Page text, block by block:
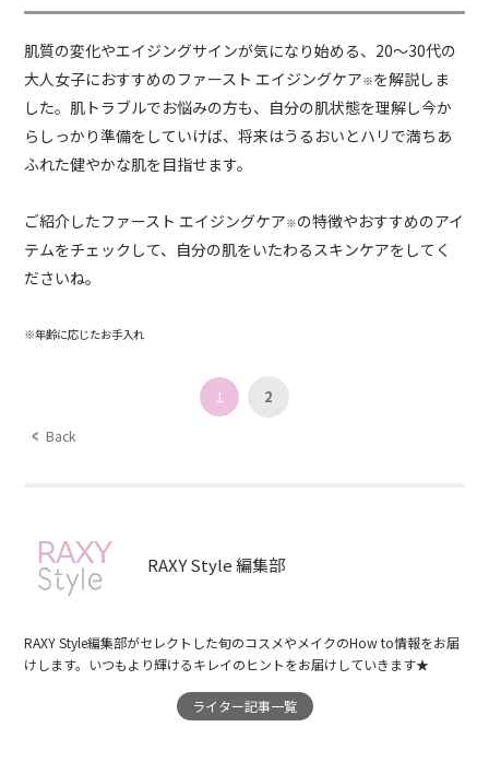
肌質の変化やエイジングサインが気になり始める、20～30代の
大人女子におすすめのファースト エイジングケア※を解説しま
した。肌トラブルでお悩みの方も、自分の肌状態を理解し今か
らしっかり準備をしていけば、将来はうるおいとハリで満ちあ
ふれた健やかな肌を目指せます。
ご紹介したファースト エイジングケア※の特徴やおすすめのアイ
テムをチェックして、自分の肌をいたわるスキンケアをしてく
ださいね。
※年齢に応じたお手入れ
Back
1 2
RAXY Style 編集部
RAXY Style編集部がセレクトした旬のコスメやメイクのHow to情報をお届
けします。いつもより輝けるキレイのヒントをお届けしていきます★
ライター記事一覧